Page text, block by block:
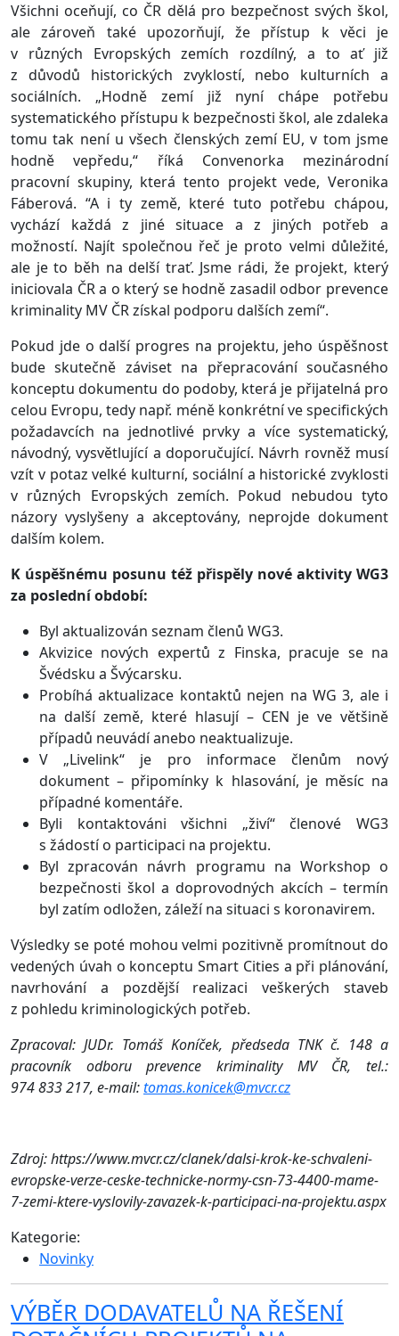
Všichni oceňují, co ČR dělá pro bezpečnost svých škol,
ale zároveň také upozorňují, že přístup k věci je
v různých Evropských zemích rozdílný, a to ať již
z důvodů historických zvyklostí, nebo kulturních a
sociálních. „Hodně zemí již nyní chápe potřebu
systematického přístupu k bezpečnosti škol, ale zdaleka
tomu tak není u všech členských zemí EU, v tom jsme
hodně vepředu,“ říká Convenorka mezinárodní
pracovní skupiny, která tento projekt vede, Veronika
Fáberová. “A i ty země, které tuto potřebu chápou,
vychází každá z jiné situace a z jiných potřeb a
možností. Najít společnou řeč je proto velmi důležité,
ale je to běh na delší trať. Jsme rádi, že projekt, který
iniciovala ČR a o který se hodně zasadil odbor prevence
kriminality MV ČR získal podporu dalších zemí“.
Pokud jde o další progres na projektu, jeho úspěšnost
bude skutečně záviset na přepracování současného
konceptu dokumentu do podoby, která je přijatelná pro
celou Evropu, tedy např. méně konkrétní ve specifických
požadavcích na jednotlivé prvky a více systematický,
návodný, vysvětlující a doporučující. Návrh rovněž musí
vzít v potaz velké kulturní, sociální a historické zvyklosti
v různých Evropských zemích. Pokud nebudou tyto
názory vyslyšeny a akceptovány, neprojde dokument
dalším kolem.
K úspěšnému posunu též přispěly nové aktivity WG3
za poslední období:
Byl aktualizován seznam členů WG3.
Akvizice nových expertů z Finska, pracuje se na
Švédsku a Švýcarsku.
Probíhá aktualizace kontaktů nejen na WG 3, ale i
na další země, které hlasují – CEN je ve většině
případů neuvádí anebo neaktualizuje.
V „Livelink“ je pro informace členům nový
dokument – připomínky k hlasování, je měsíc na
případné komentáře.
Byli kontaktováni všichni „živí“ členové WG3
s žádostí o participaci na projektu.
Byl zpracován návrh programu na Workshop o
bezpečnosti škol a doprovodných akcích – termín
byl zatím odložen, záleží na situaci s koronavirem.
Výsledky se poté mohou velmi pozitivně promítnout do
vedených úvah o konceptu Smart Cities a při plánování,
navrhování a pozdější realizaci veškerých staveb
z pohledu kriminologických potřeb.
Zpracoval: JUDr. Tomáš Koníček, předseda TNK č. 148 a
pracovník odboru prevence kriminality MV ČR, tel.:
974 833 217, e-mail:tomas.konicek@mvcr.cz
Zdroj: https://www.mvcr.cz/clanek/dalsi-krok-ke-schvaleni-
evropske-verze-ceske-technicke-normy-csn-73-4400-mame-
7-zemi-ktere-vyslovily-zavazek-k-participaci-na-projektu.aspx
Kategorie:
Novinky
VÝBĚR DODAVATELŮ NA ŘEŠENÍ